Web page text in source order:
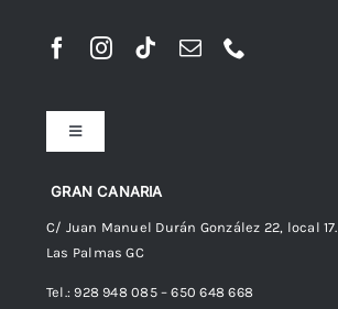
GRAN CANARIA
C/ Juan Manuel Durán González 22, local 17.
Las Palmas GC
Tel.: 928 948 085 – 650 648 668
Toggle
Navigation
Preguntas frecuentes
Envíos